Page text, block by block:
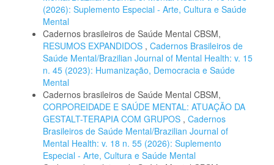
(2026): Suplemento Especial - Arte, Cultura e Saúde
Mental
Cadernos brasileiros de Saúde Mental CBSM,
RESUMOS EXPANDIDOS , Cadernos Brasileiros de
Saúde Mental/Brazilian Journal of Mental Health: v. 15
n. 45 (2023): Humanização, Democracia e Saúde
Mental
Cadernos brasileiros de Saúde Mental CBSM,
CORPOREIDADE E SAÚDE MENTAL: ATUAÇÃO DA
GESTALT-TERAPIA COM GRUPOS , Cadernos
Brasileiros de Saúde Mental/Brazilian Journal of
Mental Health: v. 18 n. 55 (2026): Suplemento
Especial - Arte, Cultura e Saúde Mental